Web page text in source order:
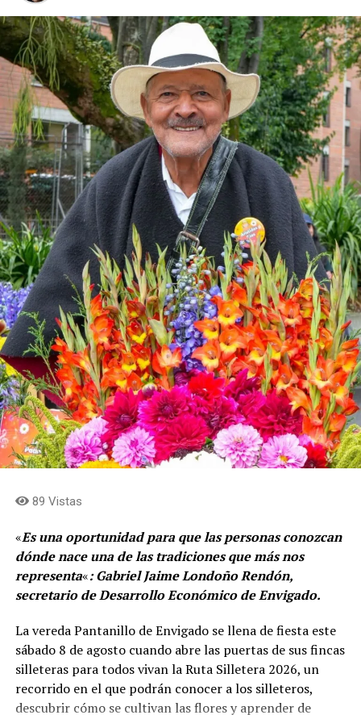
89 Vistas
«Es una oportunidad para que las personas conozcan
dónde nace una de las tradiciones que más nos
representa«: Gabriel Jaime Londoño Rendón,
secretario de Desarrollo Económico de Envigado.
La vereda Pantanillo de Envigado se llena de fiesta este
sábado 8 de agosto cuando abre las puertas de sus fincas
silleteras para todos vivan la Ruta Silletera 2026, un
recorrido en el que podrán conocer a los silleteros,
descubrir cómo se cultivan las flores y aprender de